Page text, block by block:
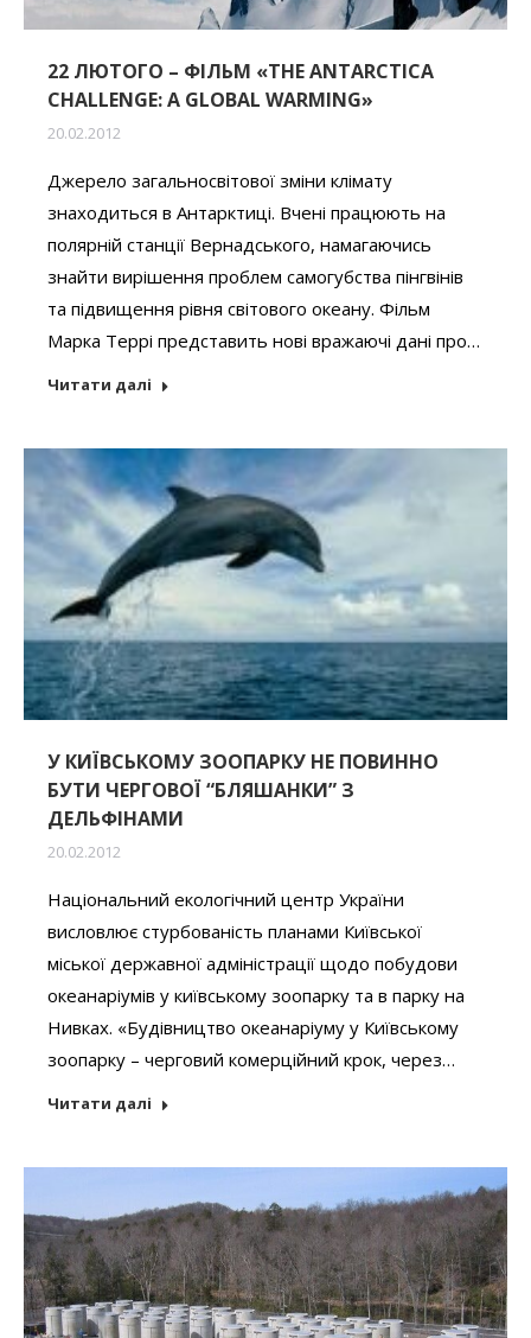
22 ЛЮТОГО – ФІЛЬМ «THE ANTARCTICA
CHALLENGE: A GLOBAL WARMING»
20.02.2012
Джерело загальносвітової зміни клімату
знаходиться в Антарктиці. Вчені працюють на
полярній станції Вернадського, намагаючись
знайти вирішення проблем самогубства пінгвінів
та підвищення рівня світового океану. Фільм
Марка Террі представить нові вражаючі дані про…
Читати далі
У КИЇВСЬКОМУ ЗООПАРКУ НЕ ПОВИННО
БУТИ ЧЕРГОВОЇ “БЛЯШАНКИ” З
ДЕЛЬФІНАМИ
20.02.2012
Національний екологічний центр України
висловлює стурбованість планами Київської
міської державної адміністрації щодо побудови
океанаріумів у київському зоопарку та в парку на
Нивках. «Будівництво океанаріуму у Київському
зоопарку – черговий комерційний крок, через…
Читати далі